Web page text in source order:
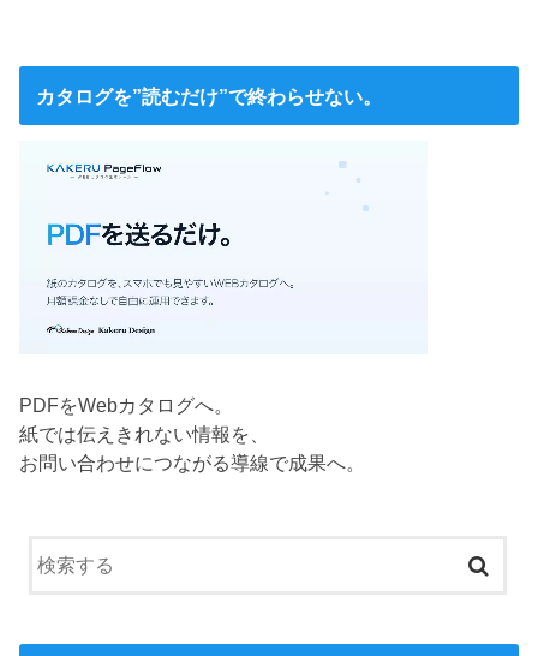
カタログを”読むだけ”で終わらせない。
PDFをWebカタログへ。
紙では伝えきれない情報を、
お問い合わせにつながる導線で成果へ。